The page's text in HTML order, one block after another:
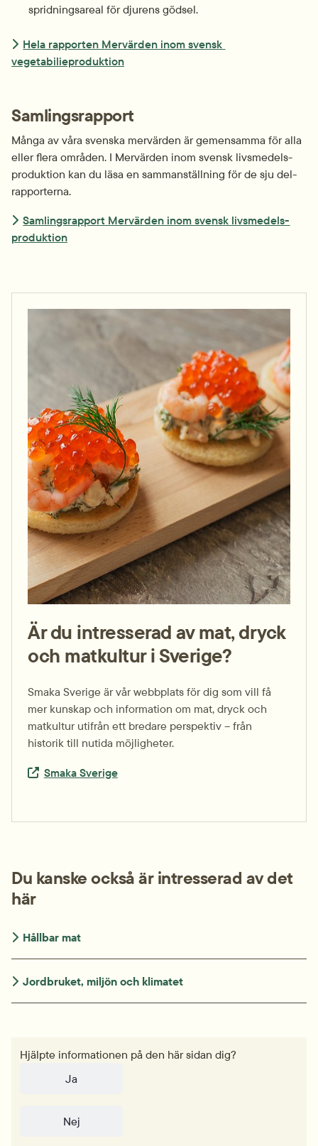
spridningsareal för djurens gödsel.
Hela rapporten Mervärden inom svensk
vegetabilieproduktion
Samlingsrapport
Många av våra svenska mervärden är gemensamma för alla
eller flera områden. I Mervärden inom svensk livsmedels­
produktion kan du läsa en samman­ställning för de sju del­
rapporterna.
Samlingsrapport Mervärden inom svensk livsmedels­
produktion
Är du intresserad av mat, dryck
och matkultur i Sverige?
Smaka Sverige är vår webbplats för dig som vill få
mer kunskap och information om mat, dryck och
matkultur utifrån ett bredare perspektiv – från
historik till nutida möjligheter.
Extern länk.
Smaka Sverige
Du kanske också är intresserad av det
här
Hållbar mat
Jordbruket, miljön och klimatet
Hjälpte informationen på den här sidan dig?
Ja
Nej